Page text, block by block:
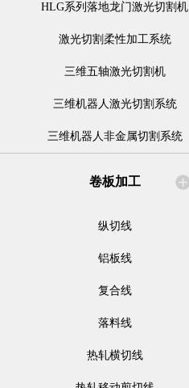
HLG系列落地龙门激光切割机
激光切割柔性加工系统
三维五轴激光切割机
三维机器人激光切割系统
三维机器人非金属切割系统
卷板加工
纵切线
铝板线
复合线
落料线
热轧横切线